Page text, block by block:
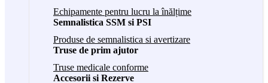
Echipamente pentru lucru la înălțime
Semnalistica SSM si PSI
Produse de semnalistica si avertizare
Truse de prim ajutor
Truse medicale conforme
Accesorii si Rezerve